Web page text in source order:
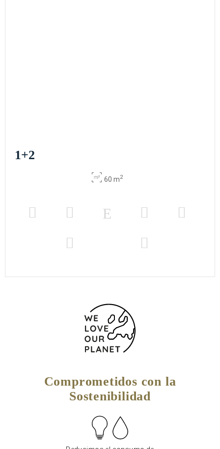
1+2
60 m2
Comprometidos con la
Sostenibilidad